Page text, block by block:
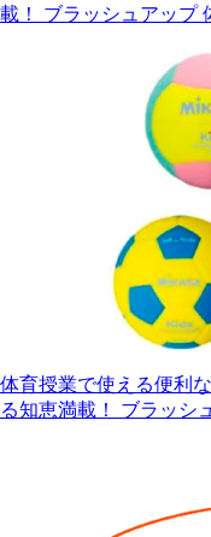
載！ ブラッシュアップ
体育授業で使える便利
る知恵満載！ ブラッシ